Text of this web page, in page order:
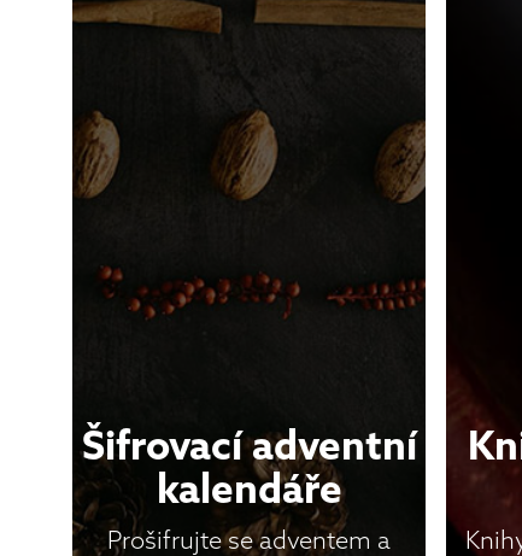
Šifrovací adventní
kalendáře
Prošifrujte se adventem a